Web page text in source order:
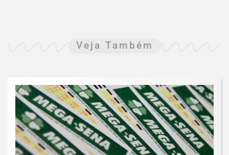
Veja Também